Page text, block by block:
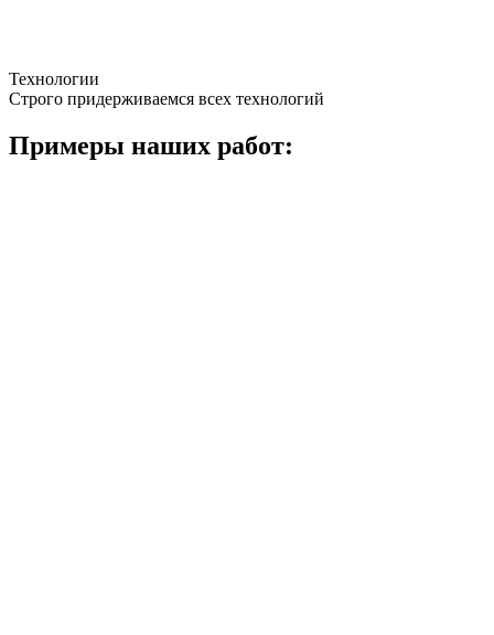
Технологии
Строго придерживаемся всех технологий
Примеры наших работ: